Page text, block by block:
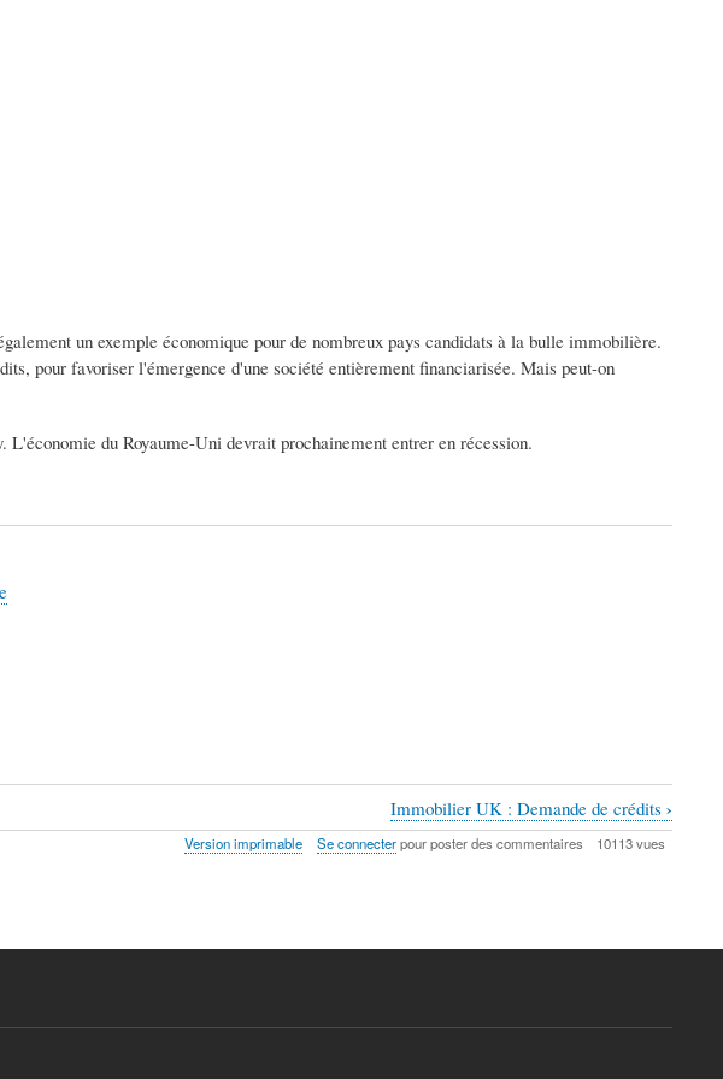
un exemple économique pour de nombreux pays candidats à la bulle immobilière.
pour favoriser l'émergence d'une société entièrement financiarisée. Mais peut-on
du Royaume-Uni devrait prochainement entrer en récession.
Immobilier UK : Demande de crédits ›
Version imprimable Se connecterpour poster des commentaires 10113 vues